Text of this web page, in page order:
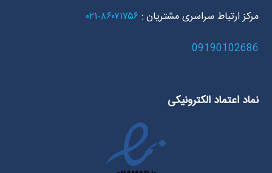
مرکز ارتباط سراسری مشتریان : ۸۶۰۷۱۷۵۶-۰۲۱
09190102686
نماد اعتماد الکترونیکی